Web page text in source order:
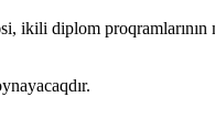
ikili diplom proqramlarının